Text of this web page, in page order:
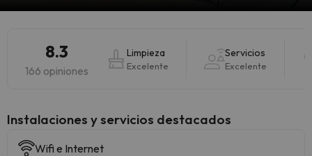
8.3
166 opiniones
Limpieza
Excelente
Servicios
Excelente
Instalaciones y servicios destacados
Wifi e Internet